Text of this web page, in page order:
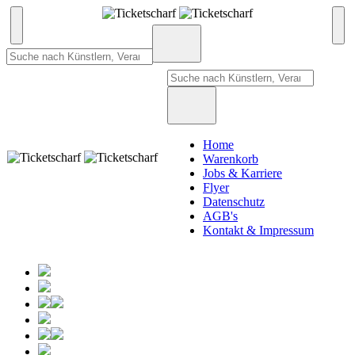
Home
Warenkorb
Jobs & Karriere
Flyer
Datenschutz
AGB's
Kontakt & Impressum